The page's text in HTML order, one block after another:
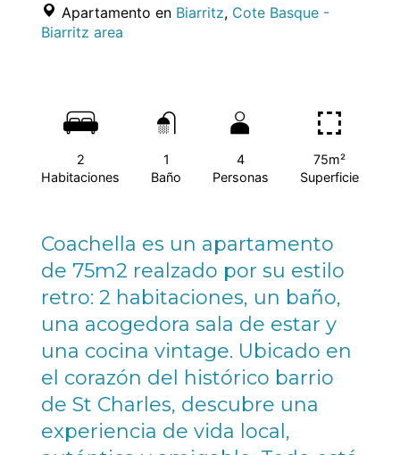
Apartamento en Biarritz, Cote Basque -
Biarritz area
2
Habitaciones
1
Baño
4
Personas
75m²
Superficie
Coachella es un apartamento
de 75m2 realzado por su estilo
retro: 2 habitaciones, un baño,
una acogedora sala de estar y
una cocina vintage. Ubicado en
el corazón del histórico barrio
de St Charles, descubre una
experiencia de vida local,